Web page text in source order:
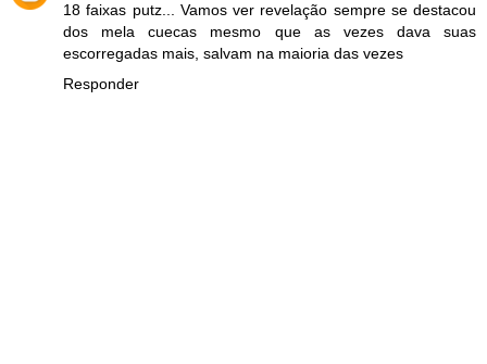
18 faixas putz... Vamos ver revelação sempre se destacou
dos mela cuecas mesmo que as vezes dava suas
escorregadas mais, salvam na maioria das vezes
Responder